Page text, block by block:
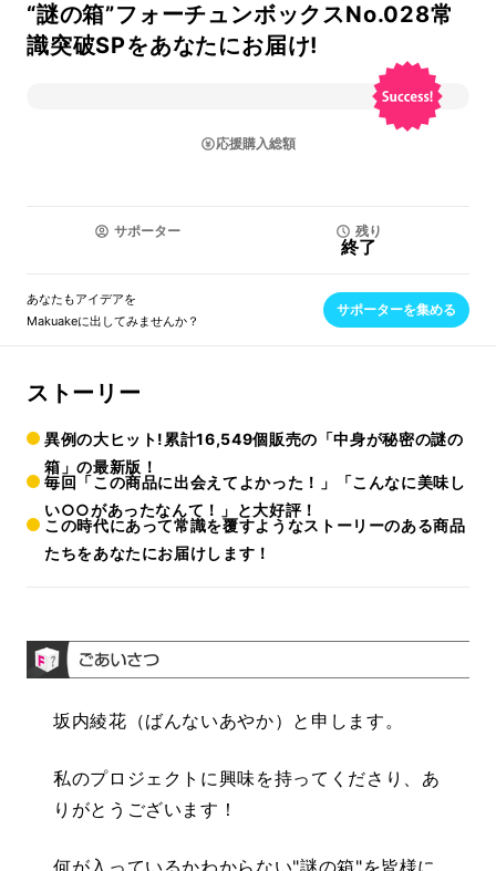
“謎の箱”フォーチュンボックスNo.028常
識突破SPをあなたにお届け!
応援購入総額
サポーター 残り
終了
あなたもアイデアを
Makuakeに出してみませんか？
サポーターを集める
ストーリー
異例の大ヒット!累計16,549個販売の「中身が秘密の謎の
箱」の最新版！
毎回「この商品に出会えてよかった！」「こんなに美味し
い○○があったなんて！」と大好評！
この時代にあって常識を覆すようなストーリーのある商品
たちをあなたにお届けします！
坂内綾花（ばんないあやか）と申します。
私のプロジェクトに興味を持ってくださり、あ
りがとうございます！